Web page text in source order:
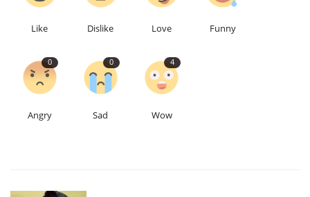
Like Dislike Love Funny
0
Angry
0
Sad
4
Wow